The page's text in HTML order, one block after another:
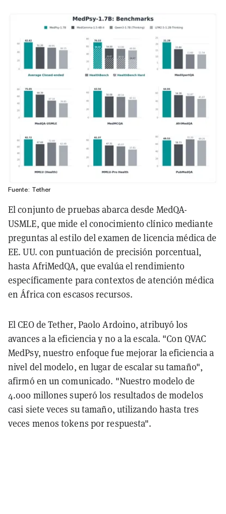
Fuente: Tether
El conjunto de pruebas abarca desde MedQA-
USMLE, que mide el conocimiento clínico mediante
preguntas al estilo del examen de licencia médica de
EE. UU. con puntuación de precisión porcentual,
hasta AfriMedQA, que evalúa el rendimiento
específicamente para contextos de atención médica
en África con escasos recursos.
El CEO de Tether, Paolo Ardoino, atribuyó los
avances a la eficiencia y no a la escala. "Con QVAC
MedPsy, nuestro enfoque fue mejorar la eficiencia a
nivel del modelo, en lugar de escalar su tamaño",
afirmó en un comunicado. "Nuestro modelo de
4.000 millones superó los resultados de modelos
casi siete veces su tamaño, utilizando hasta tres
veces menos tokens por respuesta".